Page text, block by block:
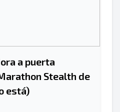
a puerta
Stealth de
está)